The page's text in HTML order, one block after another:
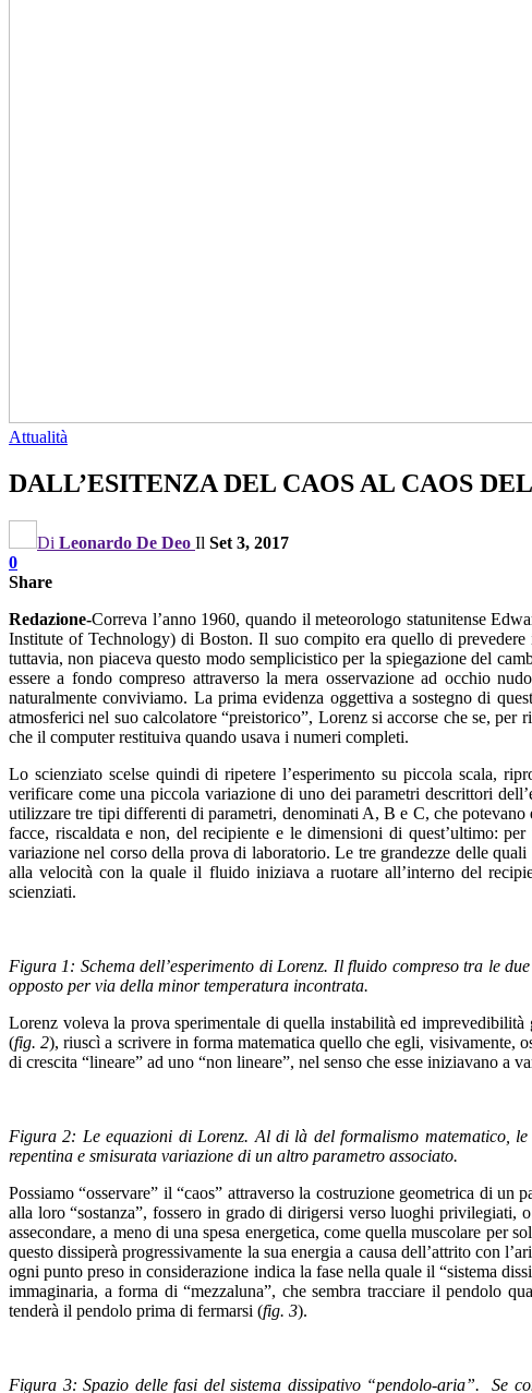
Attualità
DALL’ESITENZA DEL CAOS AL CAOS
Di Leonardo De Deo Il Set 3, 2017
0
Share
Redazione-Correva l’anno 1960, quando il meteorologo statunitense
Institute of Technology) di Boston. Il suo compito era quello di
tuttavia, non piaceva questo modo semplicistico per la spiegazione del
essere a fondo compreso attraverso la mera osservazione ad occhio
naturalmente conviviamo. La prima evidenza oggettiva a sostegno di
atmosferici nel suo calcolatore “preistorico”, Lorenz si accorse che se,
che il computer restituiva quando usava i numeri completi.
Lo scienziato scelse quindi di ripetere l’esperimento su piccola scala,
verificare come una piccola variazione di uno dei parametri descrittori
utilizzare tre tipi differenti di parametri, denominati A, B e C, che
facce, riscaldata e non, del recipiente e le dimensioni di quest’ultimo:
variazione nel corso della prova di laboratorio. Le tre grandezze delle
alla velocità con la quale il fluido iniziava a ruotare all’interno del
scienziati.
Figura 1: Schema dell’esperimento di Lorenz. Il fluido compreso tra le
opposto per via della minor temperatura incontrata.
Lorenz voleva la prova sperimentale di quella instabilità ed imprevedibilità
(fig. 2), riuscì a scrivere in forma matematica quello che egli, visivamente,
di crescita “lineare” ad uno “non lineare”, nel senso che esse iniziavano a
Figura 2: Le equazioni di Lorenz. Al di là del formalismo matematico,
repentina e smisurata variazione di un altro parametro associato.
Possiamo “osservare” il “caos” attraverso la costruzione geometrica di
alla loro “sostanza”, fossero in grado di dirigersi verso luoghi privilegiati,
assecondare, a meno di una spesa energetica, come quella muscolare per
questo dissiperà progressivamente la sua energia a causa dell’attrito con
ogni punto preso in considerazione indica la fase nella quale il “sistema
immaginaria, a forma di “mezzaluna”, che sembra tracciare il pendolo
tenderà il pendolo prima di fermarsi (fig. 3).
Figura 3: Spazio delle fasi del sistema dissipativo “pendolo-aria”. Se